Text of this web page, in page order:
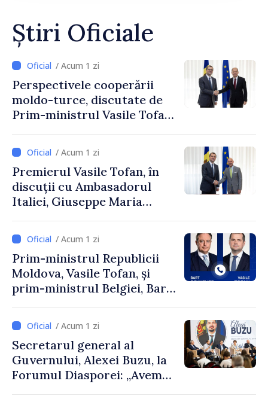
Știri Oficiale
/ Acum 1 zi
Perspectivele cooperării
moldo-turce, discutate de
Prim-ministrul Vasile Tofan
Uygar Mustafa Sertel
/ Acum 1 zi
Premierul Vasile Tofan, în
discuții cu Ambasadorul
Italiei, Giuseppe Maria
/ Acum 1 zi
Prim-ministrul Republicii
Moldova, Vasile Tofan, și
prim-ministrul Belgiei, Bart
despre parcursul european
al Republicii Moldova.
/ Acum 1 zi
Secretarul general al
Guvernului, Alexei Buzu, la
Forumul Diasporei: „Avem